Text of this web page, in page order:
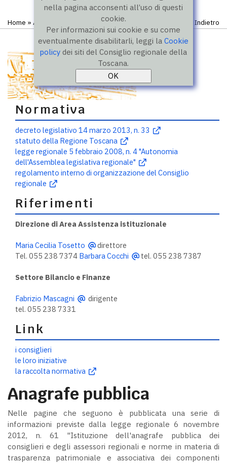
nella pagina acconsenti all’uso di questi
cookie.
Per informazioni sui cookie e su come
eventualmente disabilitarli, leggi laCookie
policy dei siti del Consiglio regionale della
Toscana.
Home » Amministrazione trasparente» Anagrafe pubblica Indietro
Normativa
decreto legislativo 14 marzo 2013, n. 33
statuto della Regione Toscana
legge regionale 5 febbraio 2008, n. 4 "Autonomia
dell'Assemblea legislativa regionale"
regolamento interno di organizzazione del Consiglio
regionale
Riferimenti
Direzione di Area Assistenza istituzionale
Maria Cecilia Tosetto
direttore
Tel. 055 238 7374 Barbara Cocchi tel. 055 238 7387
Settore Bilancio e Finanze
Fabrizio Mascagni
dirigente
tel. 055 238 7331
Link
i consiglieri
le loro iniziative
la raccolta normativa
Anagrafe pubblica
Nelle pagine che seguono è pubblicata una serie di
informazioni previste dalla legge regionale 6 novembre
2012, n. 61 "Istituzione dell'anagrafe pubblica dei
consiglieri e degli assessori regionali e norme in materia di
trasparenza patrimoniale e associativa dei componenti